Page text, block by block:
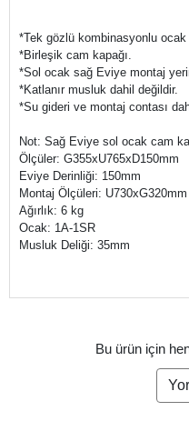
*Tek gözlü kombinasyonlu
*Birleşik cam kapağı.
*Sol ocak sağ Eviye montaj
*Katlanır musluk dahil değildir.
*Su gideri ve montaj contası
Not: Sağ Eviye sol ocak cam
Ölçüler: G355xU765xD150mm
Eviye Derinliği: 150mm
Montaj Ölçüleri: U730xG320mm
Ağırlık: 6 kg
Ocak: 1A-1SR
Musluk Deliği: 35mm
Bu ürün için